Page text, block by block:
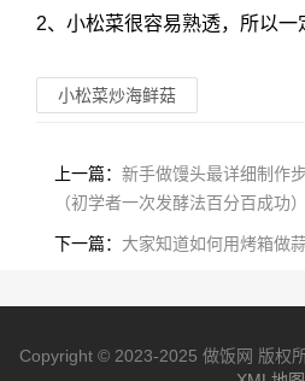
2、小松菜很容易熟透，所以一
小松菜炒海鲜菇
上一篇： 新手做馒头最详细制作
（初学者一次发酵法百分百成功）
下一篇： 大家知道如何用烤箱做
Copyright © 2023-2025 做饭网 版权